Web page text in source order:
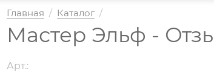
Главная / Каталог /
Мастер Эльф -
Арт.: